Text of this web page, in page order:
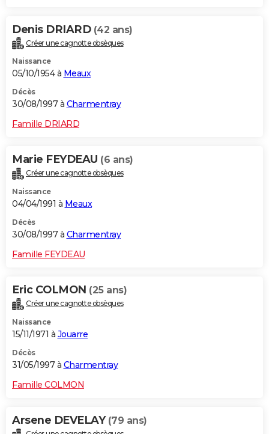
Denis DRIARD (42 ans)
Créer une cagnotte obsèques
Naissance
05/10/1954 à Meaux
Décès
30/08/1997 à Charmentray
Famille DRIARD
Marie FEYDEAU (6 ans)
Créer une cagnotte obsèques
Naissance
04/04/1991 à Meaux
Décès
30/08/1997 à Charmentray
Famille FEYDEAU
Eric COLMON (25 ans)
Créer une cagnotte obsèques
Naissance
15/11/1971 à Jouarre
Décès
31/05/1997 à Charmentray
Famille COLMON
Arsene DEVELAY (79 ans)